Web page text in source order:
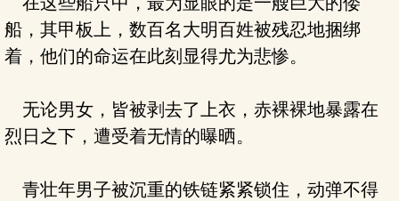
船，其甲板上，数百名大明百姓被残忍地捆绑
着，他们的命运在此刻显得尤为悲惨。
无论男女，皆被剥去了上衣，赤裸裸地暴露在
烈日之下，遭受着无情的曝晒。
青壮年男子被沉重的铁链紧紧锁住，动弹不得